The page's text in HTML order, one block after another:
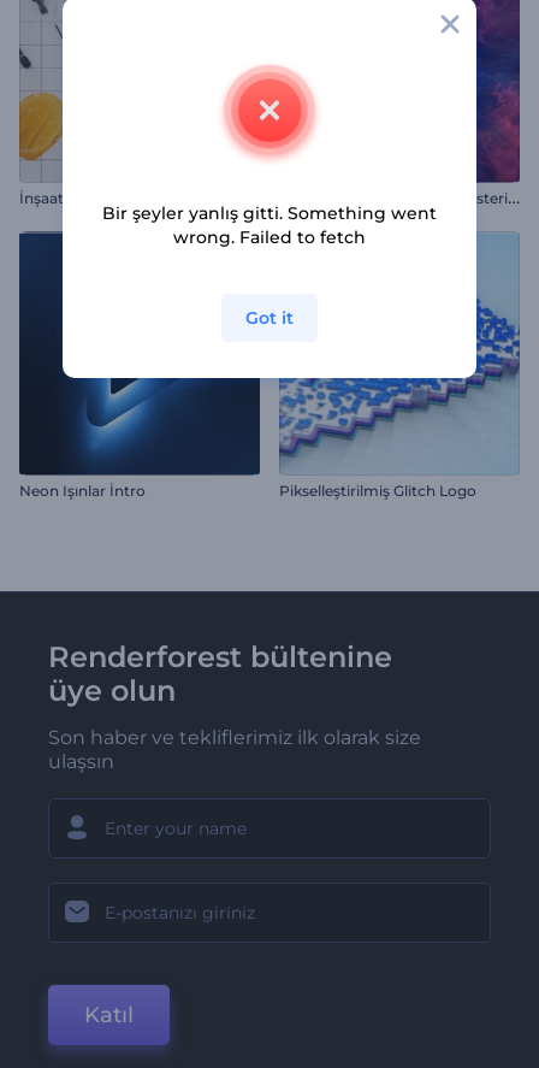
İnşaat Projesi Tanıtımı P
arıldayan Nebula Logo Gösterimi
Neon Işınlar İntro Pikselleştirilmiş Glitch Logo
Renderforest bültenine
üye olun
Son haber ve tekliflerimiz ilk olarak size
ulaşsın
Katıl
Bir şeyler yanlış gitti. Something went
wrong. Failed to fetch
Got it